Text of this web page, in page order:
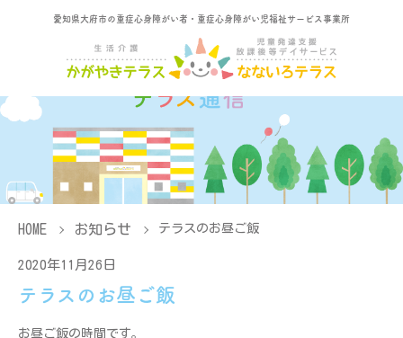
愛知県大府市の重症心身障がい者・重症心身障がい児福祉サービス事業所
HOME お知らせ テラスのお昼ご飯
2020年11月26日
テラスのお昼ご飯
お昼ご飯の時間です。